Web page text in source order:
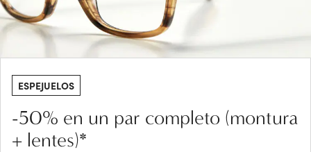
ESPEJUELOS
-50% en un par completo (montura
+ lentes)*